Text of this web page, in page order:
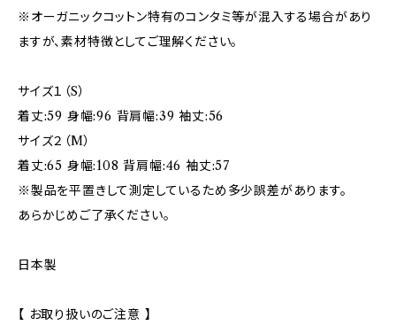
※オーガニックコットン特有のコンタミ等が混入する場合があり
ますが、素材特徴としてご理解ください。
サイズ１（S）
着丈:59 身幅:96 背肩幅:39 袖丈:56
サイズ２（M）
着丈:65 身幅:108 背肩幅:46 袖丈:57
※製品を平置きして測定しているため多少誤差があります。
あらかじめご了承ください。
日本製
【 お取り扱いのご注意 】